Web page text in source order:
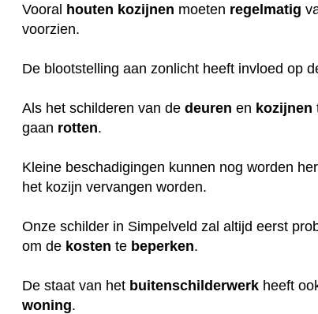
Vooral houten kozijnen moeten regelmatig
voorzien.
De blootstelling aan zonlicht heeft invloed op
Als het schilderen van dedeuren en kozijnen
gaan rotten.
Kleine beschadigingen kunnen nog worden
het kozijn vervangen worden.
Onze schilder in Simpelveld zal altijd eerst
om de kosten te beperken.
De staat van het buitenschilderwerk heeft
woning.